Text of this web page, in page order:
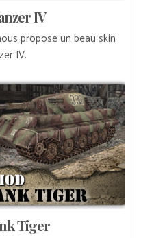
IV
propose un beau skin
IV.
Tiger